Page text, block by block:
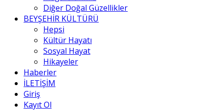
Diğer Doğal Güzellikler
BEYŞEHİR KÜLTÜRÜ
Hepsi
Kültür Hayatı
Sosyal Hayat
Hikayeler
Haberler
İLETİŞİM
Giriş
Kayıt Ol